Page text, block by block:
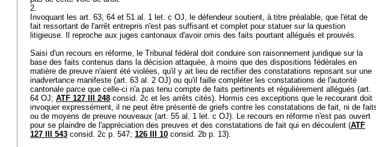
2.
Invoquant les art. 63, 64 et 51 al. 1 let. c OJ, le défendeur soutient, à titre préalable, que l'état de
fait ressortant de l'arrêt entrepris n'est pas suffisant et complet pour statuer sur la question
litigieuse. Il reproche aux juges cantonaux d'avoir omis des faits pourtant allégués et prouvés.
Saisi d'un recours en réforme, le Tribunal fédéral doit conduire son raisonnement juridique sur la
base des faits contenus dans la décision attaquée, à moins que des dispositions fédérales en
matière de preuve n'aient été violées, qu'il y ait lieu de rectifier des constatations reposant sur une
inadvertance manifeste (art. 63 al. 2 OJ) ou qu'il faille compléter les constatations de l'autorité
cantonale parce que celle-ci n'a pas tenu compte de faits pertinents et régulièrement allégués (art.
64 OJ; ATF 127 III 248 consid. 2c et les arrêts cités). Hormis ces exceptions que le recourant doit
invoquer expressément, il ne peut être présenté de griefs contre les constatations de fait, ni de
ou de moyens de preuve nouveaux (art. 55 al. 1 let. c OJ). Le recours en réforme n'est pas ouvert
pour se plaindre de l'appréciation des preuves et des constatations de fait qui en découlent (ATF
127 III 543 consid. 2c p. 547; 126 III 10 consid. 2b p. 13).